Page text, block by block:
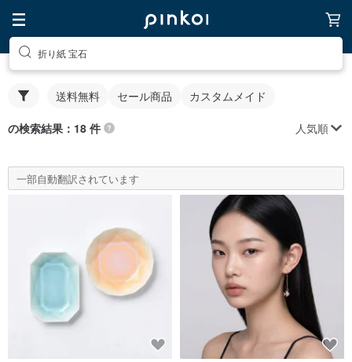
折り紙 宝石
送料無料 セール商品 カスタムメイド
の検索結果：18 件 人気順
一部自動翻訳されています